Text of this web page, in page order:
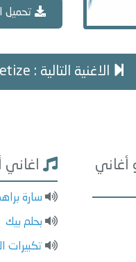
تحميل
الاغنية التالية : podbean vs podetize
أغاني
اغاني
سارة
بحلم بيك
تكبيرات